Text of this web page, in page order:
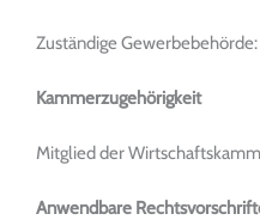
Zuständige
Kammerzugehörigkeit
Mitglied der
Anwendbare